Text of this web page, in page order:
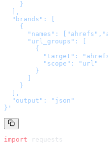
    }
  ],
  "brands": [
    {
"names":
      "url_groups": [
        {
"target":
          "scope": "url"
        }
    }
  ],
  "output": "json"
} '
import requests